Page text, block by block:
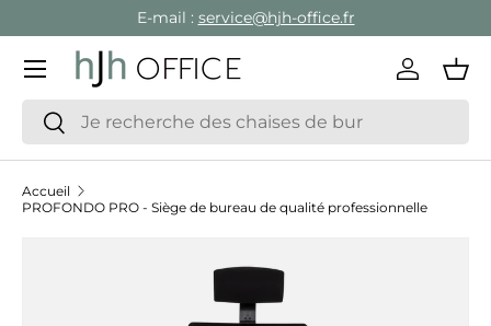
Aller au contenu
E-mail : service@hjh-office.fr
Recherche
Rechercher
Se
Menu
Accueil
PROFONDO PRO - Siège de bureau de qualité professionnelle
Passer aux informations produits